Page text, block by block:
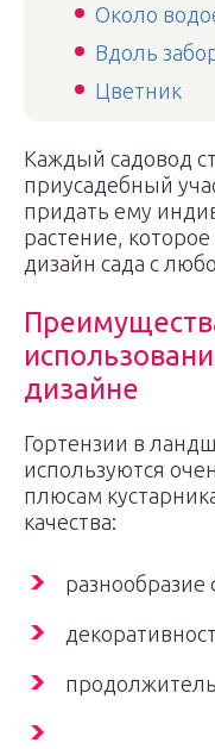
Около
Вдоль
Цветник
Каждый садовод
приусадебный
придать ему
растение,
дизайн сада с
дизайне
Гортензии в
используются
плюсам
качества:
разнообразие